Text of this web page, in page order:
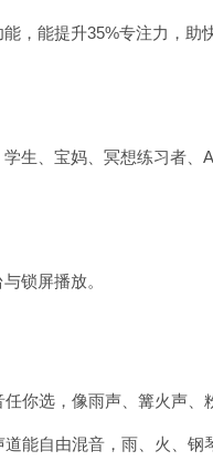
，能提升35%专注力，助
生、宝妈、冥想练习者、
锁屏播放。
你选，像雨声、篝火声、
能自由混音，雨、火、钢